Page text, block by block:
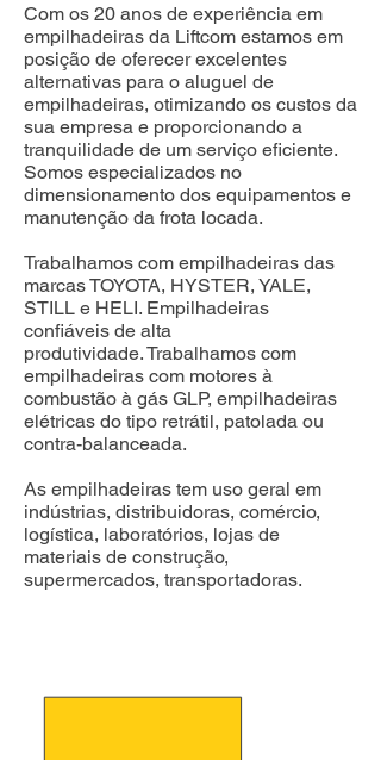
Com os 20 anos de experiência em
empilhadeiras da Liftcom estamos em
posição de oferecer excelentes
alternativas para o aluguel de
empilhadeiras, otimizando os custos da
sua empresa e proporcionando a
tranquilidade de um serviço eficiente.
Somos especializados no
dimensionamento dos equipamentos e
manutenção da frota locada.
Trabalhamos com empilhadeiras das
marcas TOYOTA, HYSTER, YALE,
STILL e HELI. Empilhadeiras
confiáveis de alta
produtividade.Trabalhamos com
empilhadeiras com motores à
combustão à gás GLP, empilhadeiras
elétricas do tipo retrátil, patolada ou
contra-balanceada.
As empilhadeiras tem uso geral em
indústrias, distribuidoras, comércio,
logística, laboratórios, lojas de
materiais de construção,
supermercados, transportadoras.